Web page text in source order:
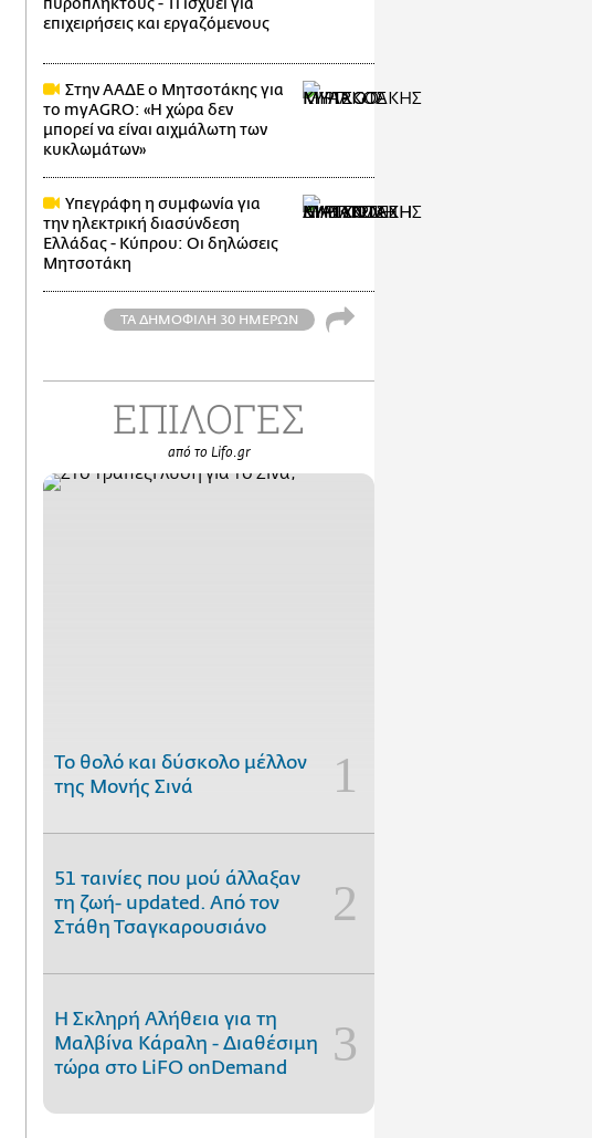
πυρόπληκτους - Τι ισχύει για
επιχειρήσεις και εργαζόμενους
Στην ΑΑΔΕ ο Μητσοτάκης για
το myAGRO: «Η χώρα δεν
μπορεί να είναι αιχμάλωτη των
κυκλωμάτων»
Υπεγράφη η συμφωνία για
την ηλεκτρική διασύνδεση
Ελλάδας - Κύπρου: Οι δηλώσεις
Μητσοτάκη
ΤΑ ΔΗΜΟΦΙΛΗ 30 ΗΜΕΡΩΝ
ΕΠΙΛΟΓΕΣ
από το Lifo.gr
Το θολό και δύσκολο μέλλον
της Μονής Σινά
51 ταινίες που μού άλλαξαν
τη ζωή- updated. Aπό τον
Στάθη Τσαγκαρουσιάνο
Η Σκληρή Αλήθεια για τη
Μαλβίνα Κάραλη - Διαθέσιμη
τώρα στo LiFO onDemand